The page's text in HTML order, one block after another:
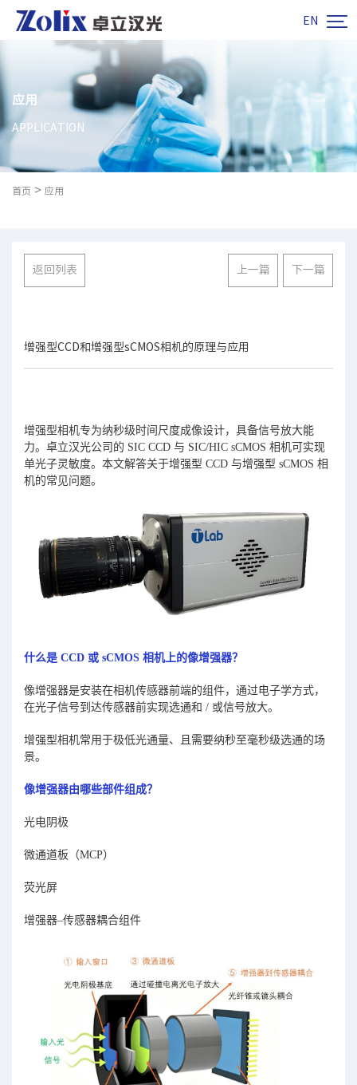
EN 
应用
APPLICATION
首页 > 应用
返回列表 上一篇 下一篇
增强型CCD和增强型sCMOS相机的原理与应用
增强型相机专为纳秒级时间尺度成像设计，具备信号放大能
力。卓立汉光公司的 SIC CCD 与 SIC/HIC sCMOS 相机可实现
单光子灵敏度。本文解答关于增强型 CCD 与增强型 sCMOS 相
机的常见问题。
什么是 CCD 或 sCMOS 相机上的像增强器？
像增强器是安装在相机传感器前端的组件，通过电子学方式，
在光子信号到达传感器前实现选通和 / 或信号放大。
增强型相机常用于极低光通量、且需要纳秒至毫秒级选通的场
景。
像增强器由哪些部件组成？
光电阴极
微通道板（MCP）
荧光屏
增强器–传感器耦合组件